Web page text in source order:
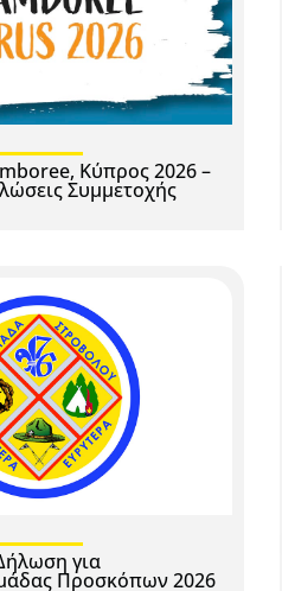
Kύπρος 2026 –
Συμμετοχής
για
Προσκόπων 2026